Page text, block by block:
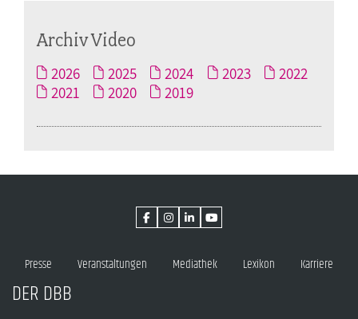
Archiv Video
2026 2025 2024 2023
2022
2021
2020 2019
Presse Veranstaltungen Mediathek Lexikon Karriere
DER DBB